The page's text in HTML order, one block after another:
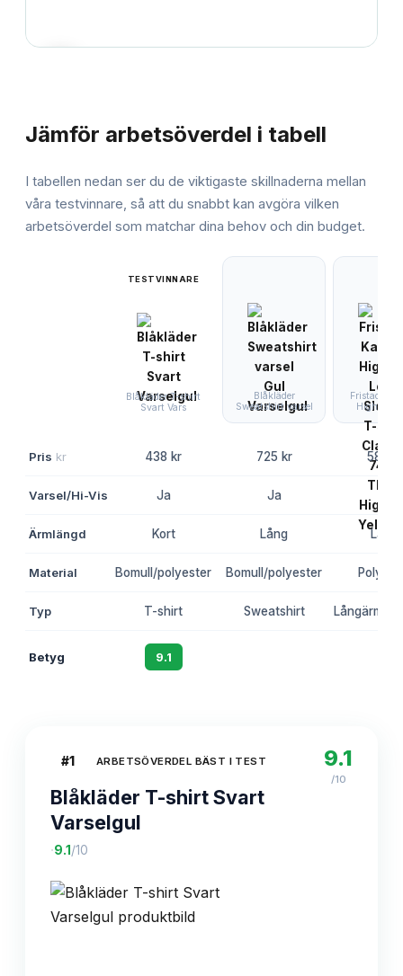
Jämför arbetsöverdel i tabell
I tabellen nedan ser du de viktigaste skillnaderna mellan
våra testvinnare, så att du snabbt kan avgöra vilken
arbetsöverdel som matchar dina behov och din budget.
TESTVINNARE
Blåkläder T-shirt
Svart Vars
Blåkläder
Sweatshirt varsel
Fristads
High Vis
Pris kr 438 kr 725 kr 585 kr
Varsel/Hi-Vis Ja Ja
Ärmlängd Kort Lång Lång
Material Bomull/polyester Bomull/polyester
Typ T-shirt Sweatshirt
Betyg 9.1
#1 ARBETSÖVERDEL BÄST I TEST
Blåkläder T-shirt Svart
Varselgul
·9.1 /10
9.1
/10